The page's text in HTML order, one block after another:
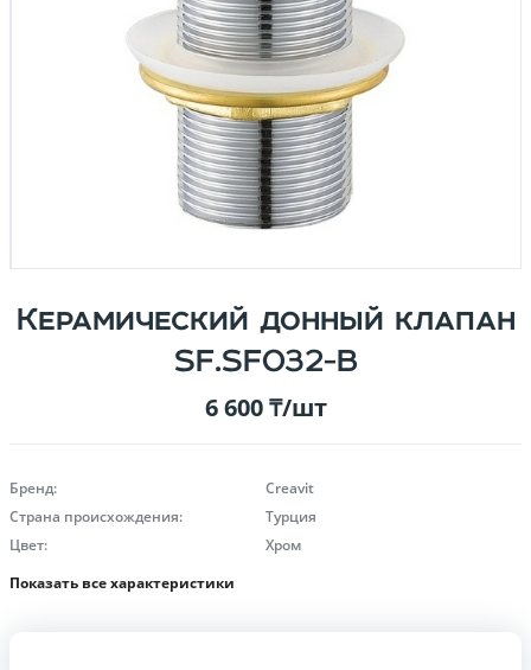
Керамический донный клапан
SF.SF032-B
6 600 ₸/шт
Бренд:
Creavit
Страна происхождения:
Турция
Цвет:
Хром
Показать все характеристики